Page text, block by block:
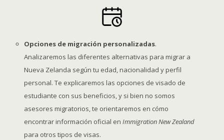
Opciones de migración personalizadas.
Analizaremos las diferentes alternativas para migrar a
Nueva Zelanda según tu edad, nacionalidad y perfil
personal. Te explicaremos las opciones de visado de
estudiante con sus beneficios, y si bien no somos
asesores migratorios, te orientaremos en cómo
encontrar información oficial enImmigration New Zealand
para otros tipos de visas.